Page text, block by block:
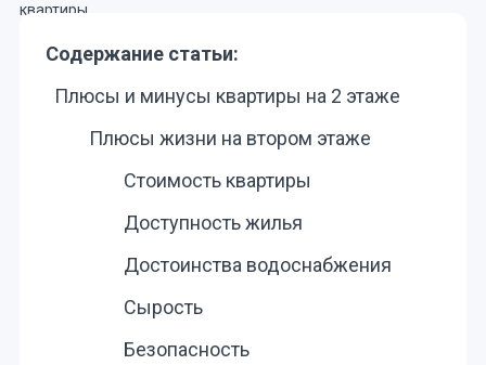
Содержание статьи:
Плюсы и минусы квартиры на 2 этаже
Плюсы жизни на втором этаже
Стоимость квартиры
Доступность жилья
Достоинства водоснабжения
Сырость
Безопасность